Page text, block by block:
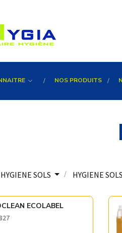
NOS PRODUITS
HYGIENE SOLS HYGIENE SOLS
ECOLABEL